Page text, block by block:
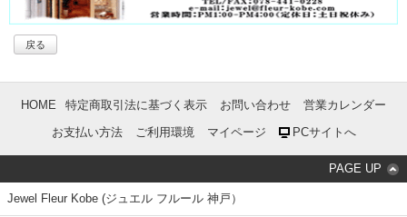
戻る
HOME 特定商取引法に基づく表示 お問い合わせ
営業カレンダー
お支払い方法
ご利用環境 マイページ PCサイトへ
PAGE UP
Jewel Fleur Kobe (ジュエル フルール 神戸）